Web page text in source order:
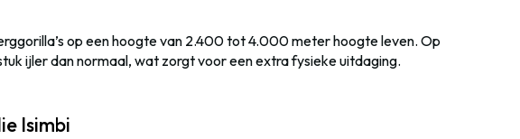
op een hoogte van 2.400 tot 4.000 meter hoogte leven. Op
ijler dan normaal, wat zorgt voor een extra fysieke uitdaging.
Isimbi